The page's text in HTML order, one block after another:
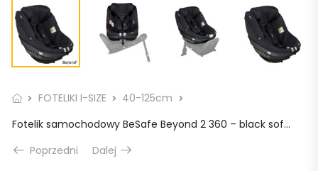
FOTELIKI I-SIZE
40-125cm
Fotelik samochodowy BeSafe Beyond 2 360 – black soft breeze / czarna bryza
Poprzedni
Dalej